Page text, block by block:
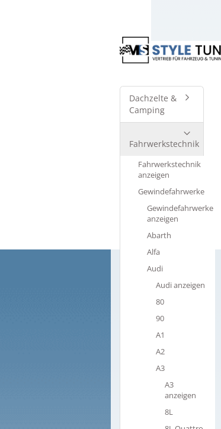
Dachzelte &
Camping
Fahrwerkstechnik
Fahrwerkstechnik
anzeigen
Gewindefahrwerke
Gewindefahrwerke
anzeigen
Abarth
Alfa
Audi
Audi anzeigen
80
90
A1
A2
A3
A3
anzeigen
8L